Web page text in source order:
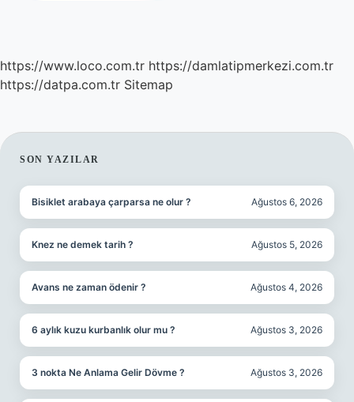
https://www.loco.com.tr https://damlatipmerkezi.com.tr
https://datpa.com.tr Sitemap
SIDEBAR
SON YAZILAR
Bisiklet arabaya çarparsa ne olur ? Ağustos 6, 2026
Knez ne demek tarih ? Ağustos 5, 2026
Avans ne zaman ödenir ? Ağustos 4, 2026
6 aylık kuzu kurbanlık olur mu ? Ağustos 3, 2026
3 nokta Ne Anlama Gelir Dövme ? Ağustos 3, 2026